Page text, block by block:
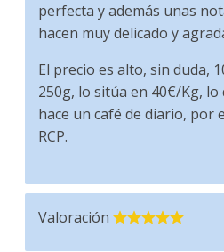
perfecta y además unas
hacen muy delicado y
El precio es alto, sin duda,
250g, lo sitúa en 40€/Kg,
hace un café de diario, por
RCP.
Valoración